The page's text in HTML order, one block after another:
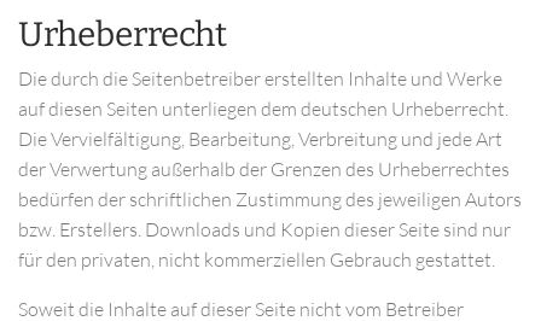
Urheberrecht
Die durch die Seitenbetreiber erstellten Inhalte und Werke
auf diesen Seiten unterliegen dem deutschen Urheberrecht.
Die Vervielfältigung, Bearbeitung, Verbreitung und jede Art
der Verwertung außerhalb der Grenzen des Urheberrechtes
bedürfen der schriftlichen Zustimmung des jeweiligen Autors
bzw. Erstellers. Downloads und Kopien dieser Seite sind nur
für den privaten, nicht kommerziellen Gebrauch gestattet.
Soweit die Inhalte auf dieser Seite nicht vom Betreiber